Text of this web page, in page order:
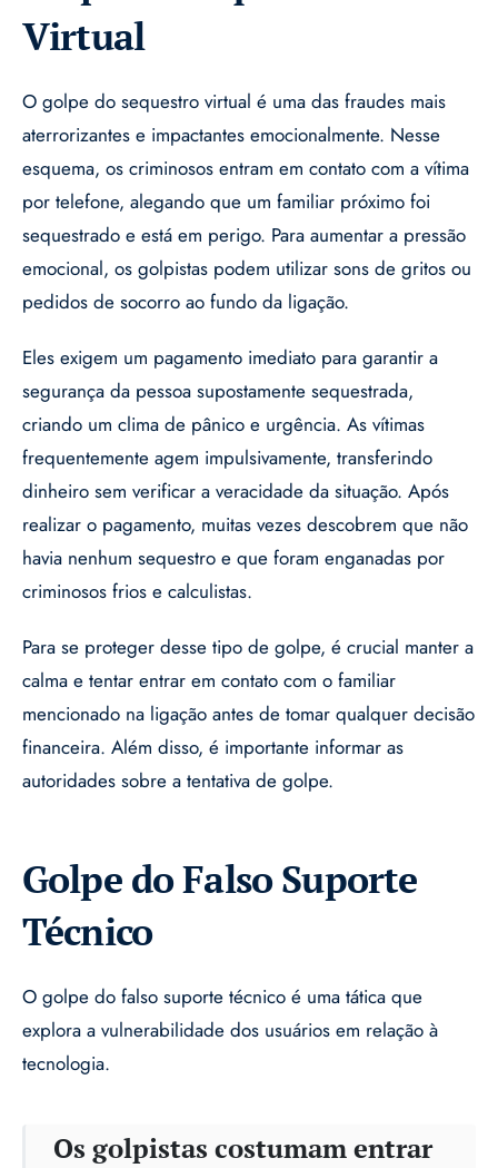
Virtual
O golpe do sequestro virtual é uma das fraudes mais
aterrorizantes e impactantes emocionalmente. Nesse
esquema, os criminosos entram em contato com a vítima
por telefone, alegando que um familiar próximo foi
sequestrado e está em perigo. Para aumentar a pressão
emocional, os golpistas podem utilizar sons de gritos ou
pedidos de socorro ao fundo da ligação.
Eles exigem um pagamento imediato para garantir a
segurança da pessoa supostamente sequestrada,
criando um clima de pânico e urgência. As vítimas
frequentemente agem impulsivamente, transferindo
dinheiro sem verificar a veracidade da situação. Após
realizar o pagamento, muitas vezes descobrem que não
havia nenhum sequestro e que foram enganadas por
criminosos frios e calculistas.
Para se proteger desse tipo de golpe, é crucial manter a
calma e tentar entrar em contato com o familiar
mencionado na ligação antes de tomar qualquer decisão
financeira. Além disso, é importante informar as
autoridades sobre a tentativa de golpe.
Golpe do Falso Suporte
Técnico
O golpe do falso suporte técnico é uma tática que
explora a vulnerabilidade dos usuários em relação à
tecnologia.
Os golpistas costumam entrar